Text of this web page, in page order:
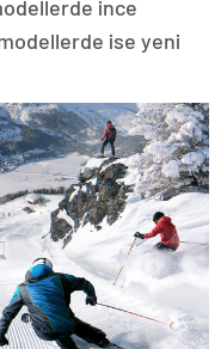
ince
ise yeni